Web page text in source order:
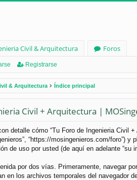
Civil & Arquitectura
Foros
Registrarse
& Arquitectura Índice principal
Civil + Arquitectura |
detalle cómo “Tu Foro de Ingenieria Civil +
“https://mosingenieros.com/foro”) y
de uso por usted (de aquí en adelante “su
por dos vías. Primeramente, navegar
en los archivos temporales del navegador